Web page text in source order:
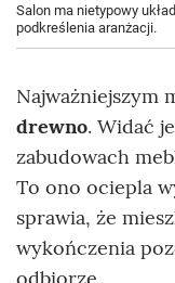
Salon ma nietypowy
podkreślenia aranżacji.
Najważniejszym
drewno. Widać
zabudowach
To ono ociepla
sprawia, że
wykończenia
odbiorze.